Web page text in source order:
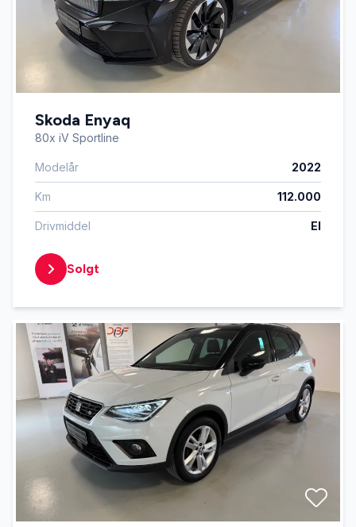
Skoda Enyaq
80x iV Sportline
Modelår 2022
Km 112.000
Drivmiddel El
Solgt